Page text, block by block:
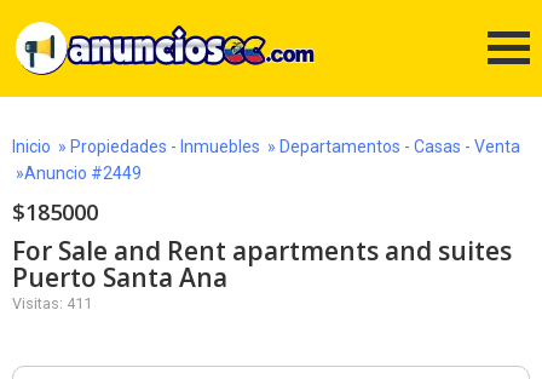
Inicio » Propiedades - Inmuebles » Departamentos - Casas - Venta
»Anuncio #2449
$185000
For Sale and Rent apartments and suites
Puerto Santa Ana
Visitas: 411